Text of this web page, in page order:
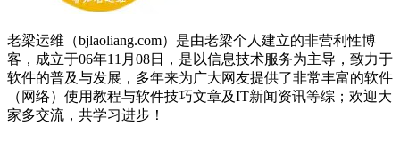
老梁运维（bjlaoliang.com）是由老梁个人建立的非营利性博
客，成立于06年11月08日，是以信息技术服务为主导，致力于
软件的普及与发展，多年来为广大网友提供了非常丰富的软件
（网络）使用教程与软件技巧文章及IT新闻资讯等综；欢迎大
家多交流，共学习进步！